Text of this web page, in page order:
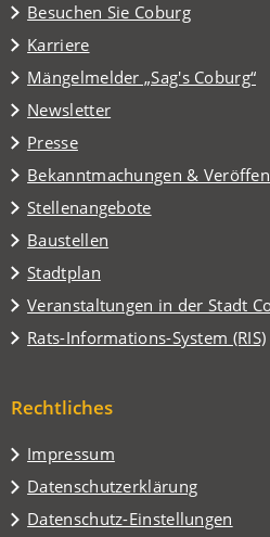
Besuchen Sie Coburg
(Öffnet
in
einem
neuen
Tab)
Karriere
Mängelmelder „Sag's Coburg“
(Öffnet
in
einem
neuen
Tab)
Newsletter
Presse
Bekanntmachungen &
Stellenangebote
Baustellen
Stadtplan
(Öffnet
in
einem
neuen
Veranstaltungen in der Stadt
(Öffnet
in
einem
Tab)
Rats-Informations-System (RIS)
(Öffnet
neuen
Rechtliches
Impressum
Datenschutzerklärung
Datenschutz-Einstellungen